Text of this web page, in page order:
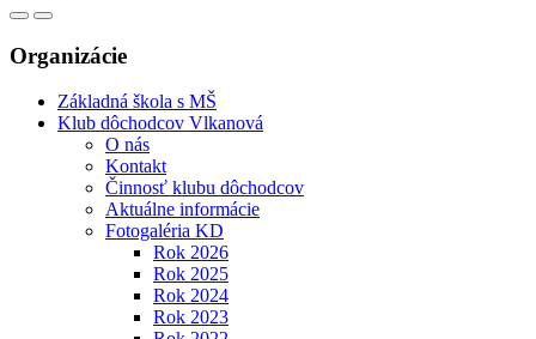
Organizácie
Základná škola s MŠ
Klub dôchodcov Vlkanová
O nás
Kontakt
Činnosť klubu dôchodcov
Aktuálne informácie
Fotogaléria KD
Rok 2026
Rok 2025
Rok 2024
Rok 2023